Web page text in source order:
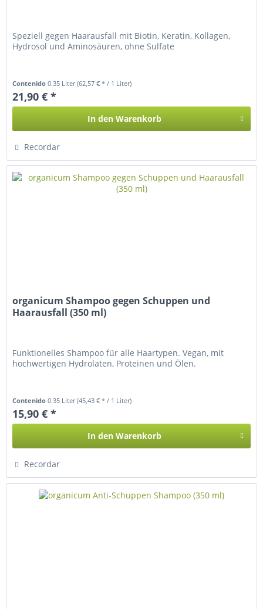
Speziell gegen Haarausfall mit Biotin, Keratin, Kollagen,
Hydrosol und Aminosäuren, ohne Sulfate
Contenido0.35 Liter(62,57 € * / 1 Liter)
21,90 € *
In den Warenkorb
Recordar
organicum Shampoo gegen Schuppen und
Haarausfall (350 ml)
Funktionelles Shampoo für alle Haartypen. Vegan, mit
hochwertigen Hydrolaten, Proteinen und Ölen.
Contenido0.35 Liter(45,43 € * / 1 Liter)
15,90 € *
In den Warenkorb
Recordar